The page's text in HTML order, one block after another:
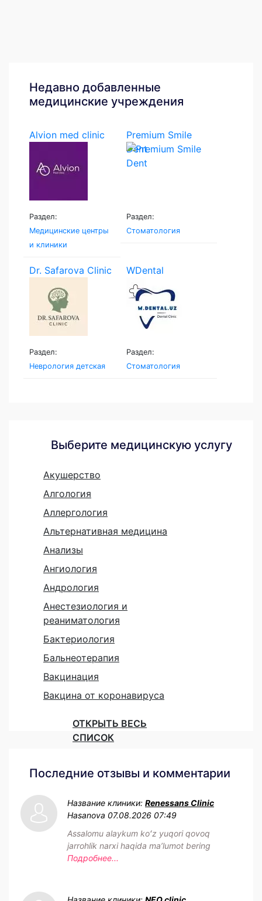
Недавно добавленные
медицинские учреждения
Alvion med clinic
Раздел:
Медицинские центры
и клиники
Premium Smile
Dent
Раздел:
Стоматология
Dr. Safarova Clinic
Раздел:
Неврология детская
WDental
Раздел:
Стоматология
Выберите медицинскую услугу
Акушерство
Алгология
Аллергология
Альтернативная медицина
Анализы
Ангиология
Андрология
Анестезиология и
реаниматология
Бактериология
Бальнеотерапия
Вакцинация
Вакцина от коронавируса
ОТКРЫТЬ ВЕСЬ
СПИСОК
Последние отзывы и комментарии
Название клиники: Renessans Clinic
Hasanova 07.08.2026 07:49
Assalomu alaykum koʻz yuqori qovoq
jarrohlik narxi haqida maʼlumot bering
Подробнее...